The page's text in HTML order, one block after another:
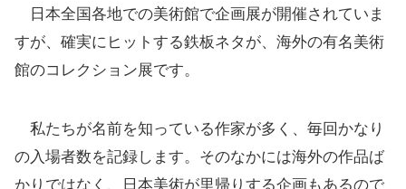
日本全国各地での美術館で企画展が開催されていま
すが、確実にヒットする鉄板ネタが、海外の有名美術
館のコレクション展です。
私たちが名前を知っている作家が多く、毎回かなり
の入場者数を記録します。そのなかには海外の作品ば
かりではなく、日本美術が里帰りする企画もあるので